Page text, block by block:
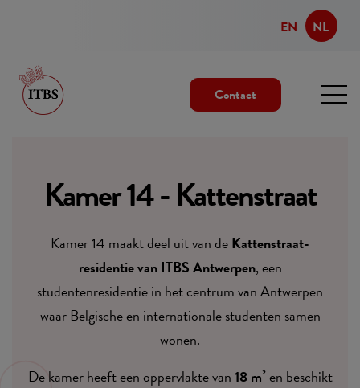
EN NL
Contact
Kamer 14 - Kattenstraat
Kamer 14 maakt deel uit van deKattenstraat-
residentie van ITBS Antwerpen, een
studentenresidentie in het centrum van Antwerpen
waar Belgische en internationale studenten samen
wonen.
De kamer heeft een oppervlakte van18 m²en beschikt